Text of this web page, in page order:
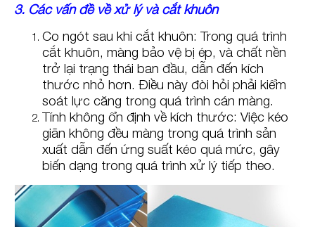
3. Các vấn đề về xử lý và cắt khuôn
Co ngót sau khi cắt khuôn: Trong quá trình
cắt khuôn, màng bảo vệ bị ép, và chất nền
trở lại trạng thái ban đầu, dẫn đến kích
thước nhỏ hơn. Điều này đòi hỏi phải kiểm
soát lực căng trong quá trình cán màng.
Tính không ổn định về kích thước: Việc kéo
giãn không đều màng trong quá trình sản
xuất dẫn đến ứng suất kéo quá mức, gây
biến dạng trong quá trình xử lý tiếp theo.